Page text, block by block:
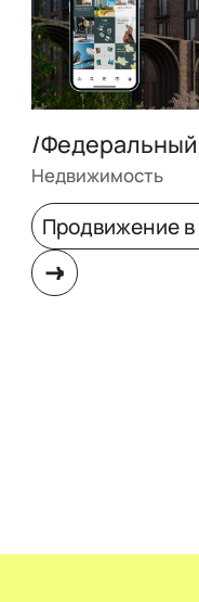
/
Недвижимость
Продвижение в